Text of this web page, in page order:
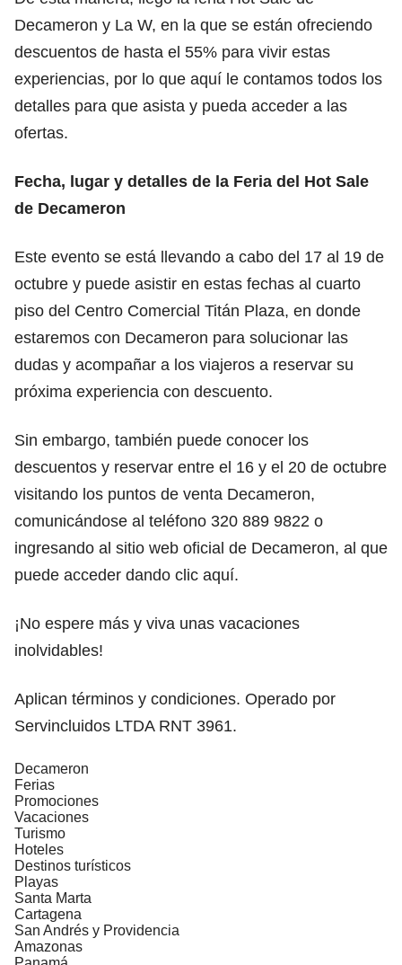
Decameron y La W, en la que se están ofreciendo
descuentos de hasta el 55% para vivir estas
experiencias, por lo que aquí le contamos todos los
detalles para que asista y pueda acceder a las
ofertas.
Fecha, lugar y detalles de la Feria del Hot Sale
de Decameron
Este evento se está llevando a cabo del 17 al 19 de
octubre y puede asistir en estas fechas al cuarto
piso del Centro Comercial Titán Plaza, en donde
estaremos con Decameron para solucionar las
dudas y acompañar a los viajeros a reservar su
próxima experiencia con descuento.
Sin embargo, también puede conocer los
descuentos y reservar entre el 16 y el 20 de octubre
visitando los puntos de venta Decameron,
comunicándose al teléfono 320 889 9822 o
ingresando al sitio web oficial de Decameron, al que
puede acceder dando clic aquí.
¡No espere más y viva unas vacaciones
inolvidables!
Aplican términos y condiciones. Operado por
Servincluidos LTDA RNT 3961.
Decameron
Ferias
Promociones
Vacaciones
Turismo
Hoteles
Destinos turísticos
Playas
Santa Marta
Cartagena
San Andrés y Providencia
Amazonas